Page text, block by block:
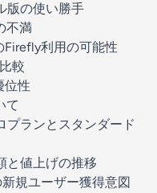
版の使い勝手
不満
Firefly利用の可能性
較
位性
て
プランとスタンダード
と値上げの推移
規ユーザー獲得意図